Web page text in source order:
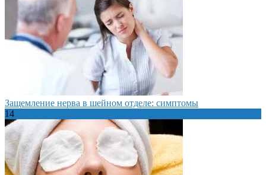
Защемление нерва в шейном отделе: симптомы
14